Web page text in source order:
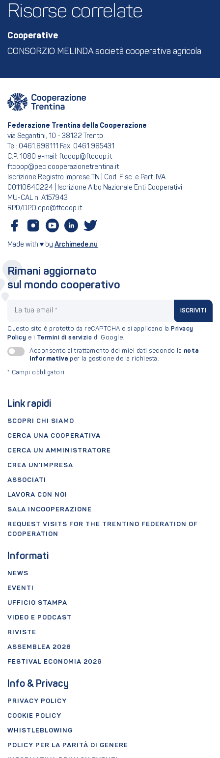
Risorse correlate
Cooperative
CONSORZIO MELINDA società cooperativa agricola
Federazione Trentina della Cooperazione
via Segantini, 10 - 38122 Trento
Tel: 0461.898111 Fax: 0461.985431
C.P. 1080 e-mail: ftcoop@ftcoop.it
ftcoop@pec.cooperazionetrentina.it
Iscrizione Registro Imprese TN | Cod. Fisc. e Part. IVA
00110640224 | Iscrizione Albo Nazionale Enti Cooperativi
MU-CAL n. A157943
RPD/DPO dpo@ftcoop.it
Made with ♥ by Archimede.nu
Link rapidi
SCOPRI CHI SIAMO
CERCA UNA COOPERATIVA
CERCA UN AMMINISTRATORE
CREA UN'IMPRESA
ASSOCIATI
LAVORA CON NOI
SALA INCOOPERAZIONE
REQUEST VISITS FOR THE TRENTINO FEDERATION OF
COOPERATION
Informati
NEWS
EVENTI
UFFICIO STAMPA
VIDEO E PODCAST
RIVISTE
ASSEMBLEA 2026
FESTIVAL ECONOMIA 2026
Info & Privacy
PRIVACY POLICY
COOKIE POLICY
WHISTLEBLOWING
POLICY PER LA PARITÀ DI GENERE
Rimani aggiornato
sul mondo cooperativo
ISCRIVITI
Questo sito è protetto da reCAPTCHA e si applicano la Privacy
Policy e i Termini di servizio di Google.
Acconsento al trattamento dei miei dati secondo la nota
informativa per la gestione della richiesta.
* Campi obbligatori